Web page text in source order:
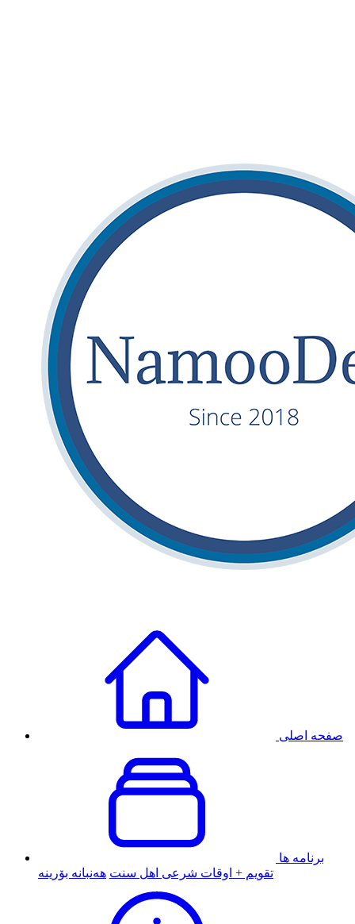
صفحه اصلی
برنامه ها
تقویم + اوقات شرعی اهل سنت هەنبانە بۆرینە